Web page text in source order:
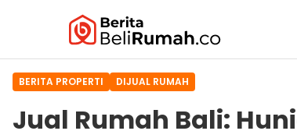
BERITA PROPERTI DIJUAL RUMAH
Jual Rumah Bali: